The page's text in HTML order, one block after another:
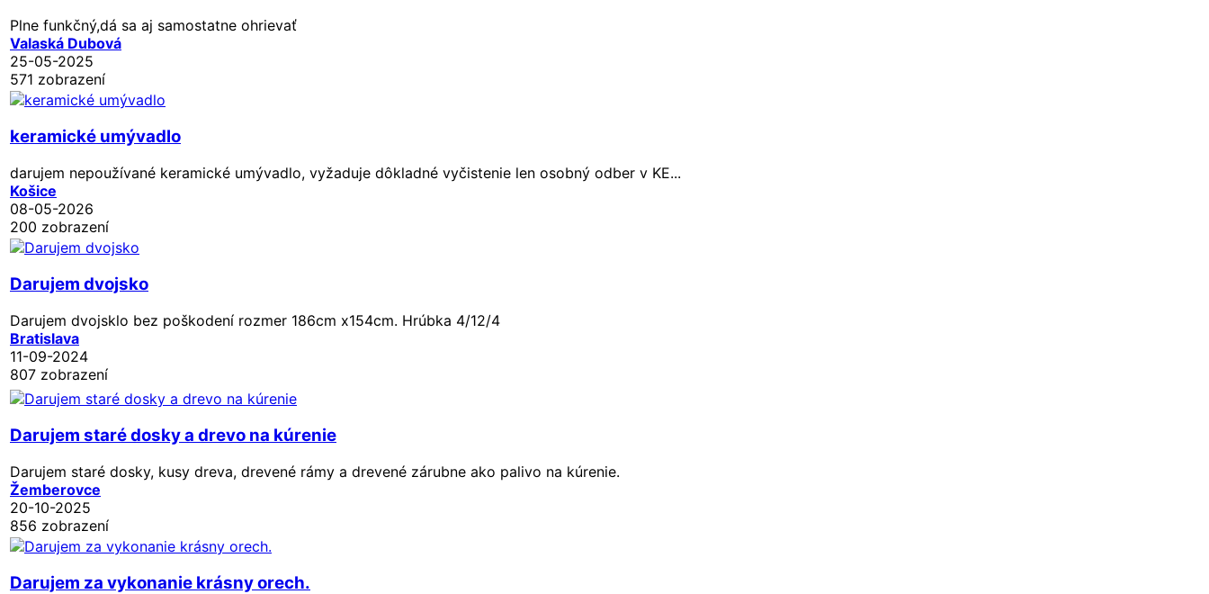
Plne funkčný,dá sa aj samostatne ohrievať
Valaská Dubová
25-05-2025
571 zobrazení
keramické umývadlo
darujem nepoužívané keramické umývadlo, vyžaduje dôkladné vyčistenie len osobný odber v KE...
Košice
08-05-2026
200 zobrazení
Darujem dvojsko
Darujem dvojsklo bez poškodení rozmer 186cm x154cm. Hrúbka 4/12/4
Bratislava
11-09-2024
807 zobrazení
Darujem staré dosky a drevo na kúrenie
Darujem staré dosky, kusy dreva, drevené rámy a drevené zárubne ako palivo na kúrenie.
Žemberovce
20-10-2025
856 zobrazení
Darujem za vykonanie krásny orech.